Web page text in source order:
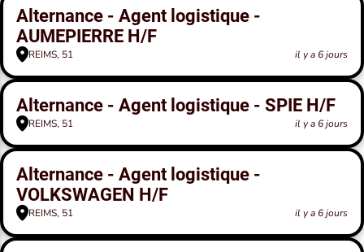
Alternance - Agent logistique -
AUMEPIERRE H/F
REIMS, 51 il y a 6 jours
Alternance - Agent logistique - SPIE H/F
REIMS, 51 il y a 6 jours
Alternance - Agent logistique -
VOLKSWAGEN H/F
REIMS, 51 il y a 6 jours